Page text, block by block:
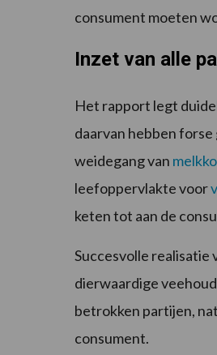
consument moeten
Inzet van alle
Het rapport legt
daarvan hebben
weidegang van
leefoppervlakte voor
keten tot aan de
Succesvolle realisatie
dierwaardige
betrokken partijen,
consument.